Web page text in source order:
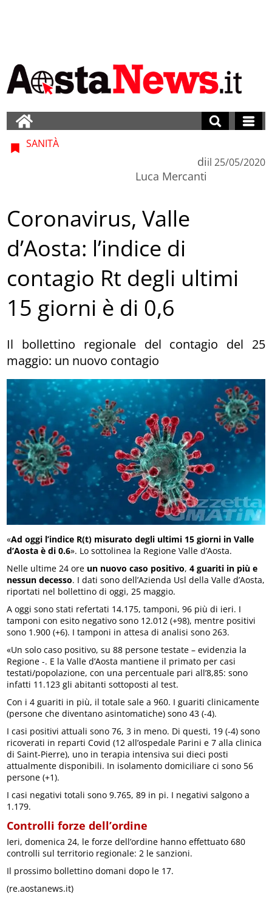
SANITÀ
di
Luca Mercanti
il 25/05/2020
Coronavirus, Valle
d’Aosta: l’indice di
contagio Rt degli ultimi
15 giorni è di 0,6
Il bollettino regionale del contagio del 25
maggio: un nuovo contagio
«Ad oggi l’indice R(t) misurato degli ultimi 15 giorni in Valle
d’Aosta è di 0.6». Lo sottolinea la Regione Valle d’Aosta.
Nelle ultime 24 ore un nuovo caso positivo,4 guariti in più e
nessun decesso. I dati sono dell’Azienda Usl della Valle d’Aosta,
riportati nel bollettino di oggi, 25 maggio.
A oggi sono stati refertati 14.175, tamponi, 96 più di ieri. I
tamponi con esito negativo sono 12.012 (+98), mentre positivi
sono 1.900 (+6). I tamponi in attesa di analisi sono 263.
«Un solo caso positivo, su 88 persone testate – evidenzia la
Regione -. E la Valle d’Aosta mantiene il primato per casi
testati/popolazione, con una percentuale pari all’8,85: sono
infatti 11.123 gli abitanti sottoposti al test.
Con i 4 guariti in più, il totale sale a 960. I guariti clinicamente
(persone che diventano asintomatiche) sono 43 (-4).
I casi positivi attuali sono 76, 3 in meno. Di questi, 19 (-4) sono
ricoverati in reparti Covid (12 all’ospedale Parini e 7 alla clinica
di Saint-Pierre), uno in terapia intensiva sui dieci posti
attualmente disponibili. In isolamento domiciliare ci sono 56
persone (+1).
I casi negativi totali sono 9.765, 89 in pi. I negativi salgono a
1.179.
Controlli forze dell’ordine
Ieri, domenica 24, le forze dell’ordine hanno effettuato 680
controlli sul territorio regionale: 2 le sanzioni.
Il prossimo bollettino domani dopo le 17.
(re.aostanews.it)